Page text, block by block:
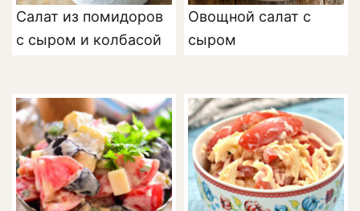
Салат из помидоров
с сыром и колбасой
Овощной салат с
сыром